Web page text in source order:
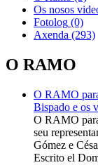
Os nosos
Fotolog (0)
Axenda (293)
O RAMO
O RAMO
Bispado e os
O RAMO
seu
Gómez e
Escrito el